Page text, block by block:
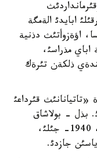
ابايدئ الةمگة
اؤةزوأتئث دذنية
اباي مذراسئ،
ذلكةن تئرةك
«تاتيانانئث قئرداعئ
بذل - بولاشاق
روماننئث ءبئر تاراؤئ ةدئ. وسئدان سوث، 1940- جئلئ،
جازدئ.